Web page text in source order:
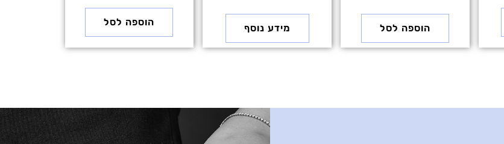
הוספה לסל מידע נוסף
הוספה לסל